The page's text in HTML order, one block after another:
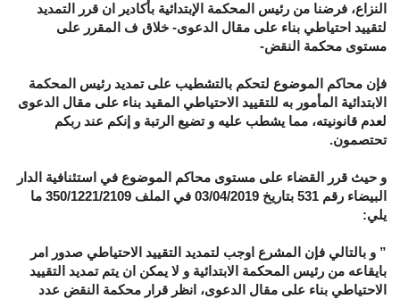
النزاع، فرضنا من رئيس المحكمة الإبتدائية بأكادير ان قرر التمديد
لتقييد احتياطي بناء على مقال الدعوى- خلاق ف المقرر على
مستوى محكمة النقض-
فإن محاكم الموضوع لتحكم بالتشطيب على تمديد رئيس المحكمة
الابتدائية المأمور به للتقييد الاحتياطي المقيد بناء على مقال الدعوى
لعدم قانونيته، مما يشطب عليه و تضيع الرتبة و إنكم عند ربكم
تحتصمون.
و حيث قرر القضاء على مستوى محاكم الموضوع في استئنافية الدار
البيضاء رقم 531 بتاريخ 03/04/2019 في الملف 350/1221/2109 ما
يلي:
” و بالتالي فإن المشرع اوجب لتمديد التقييد الاحتياطي صدور امر
بايقاعه من رئيس المحكمة الابتدائية و لا يمكن ان يتم تمديد التقييد
الاحتياطي بناء على مقال الدعوى، انظر قرار محكمة النقض عدد